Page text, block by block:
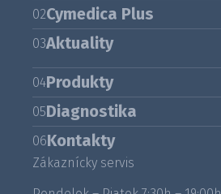
02Cymedica Plus
03Aktuality
04Produkty
05Diagnostika
06Kontakty
Zákaznícky servis